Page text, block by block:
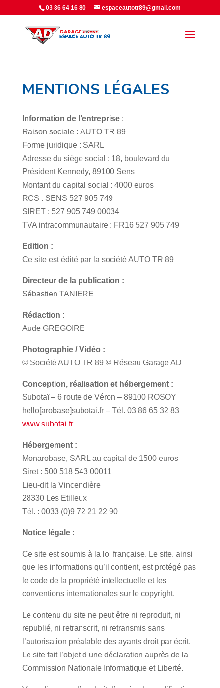
Panneau de gestion des cookies
03 86 64 16 80 espaceautotr89@gmail.com
MENTIONS LÉGALES
Information de l’entreprise:
Raison sociale : AUTO TR 89
Forme juridique : SARL
Adresse du siège social : 18, boulevard du
Président Kennedy, 89100 Sens
Montant du capital social : 4000 euros
RCS : SENS 527 905 749
SIRET : 527 905 749 00034
TVA intracommunautaire : FR16 527 905 749
Edition :
Ce site est édité par la société AUTO TR 89
Directeur de la publication :
Sébastien TANIERE
Rédaction :
Aude GREGOIRE
Photographie / Vidéo :
© Société AUTO TR 89 © Réseau Garage AD
Conception, réalisation et hébergement :
Subotaï – 6 route de Véron – 89100 ROSOY
hello[arobase]subotai.fr – Tél. 03 86 65 32 83
www.subotai.fr
Hébergement :
Monarobase, SARL au capital de 1500 euros –
Siret : 500 518 543 00011
Lieu-dit la Vincendière
28330 Les Etilleux
Tél. : 0033 (0)9 72 21 22 90
Notice légale :
Ce site est soumis à la loi française. Le site, ainsi
que les informations qu’il contient, est protégé pas
le code de la propriété intellectuelle et les
conventions internationales sur le copyright.
Le contenu du site ne peut être ni reproduit, ni
republié, ni retranscrit, ni retransmis sans
l’autorisation préalable des ayants droit par écrit.
Le site fait l’objet d une déclaration auprès de la
Commission Nationale Informatique et Liberté.